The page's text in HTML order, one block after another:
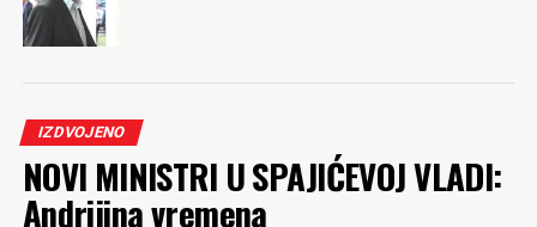
IZDVOJENO
NOVI MINISTRI U SPAJIĆEVOJ VLADI:
Andrijina vremena